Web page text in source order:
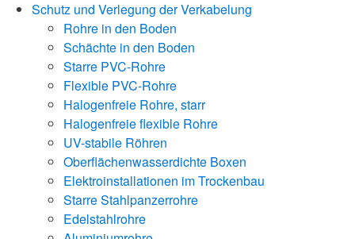
Schutz und Verlegung der Verkabelung
Rohre in den Boden
Schächte in den Boden
Starre PVC-Rohre
Flexible PVC-Rohre
Halogenfreie Rohre, starr
Halogenfreie flexible Rohre
UV-stabile Röhren
Oberflächenwasserdichte Boxen
Elektroinstallationen im Trockenbau
Starre Stahlpanzerrohre
Edelstahlrohre